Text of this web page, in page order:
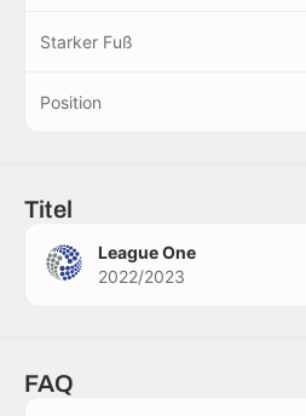
Starker Fuß
Position
Titel
League One
2022/2023
FAQ